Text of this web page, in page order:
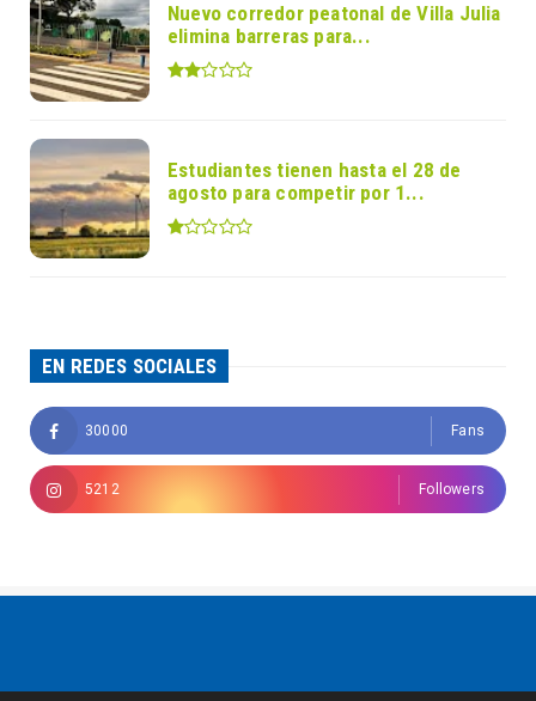
Nuevo corredor peatonal de Villa Julia
elimina barreras para...
Estudiantes tienen hasta el 28 de
agosto para competir por 1...
EN REDES SOCIALES
30000 Fans
5212 Followers